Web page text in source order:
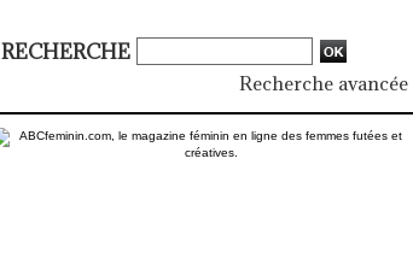
RECHERCHE
Recherche avancée